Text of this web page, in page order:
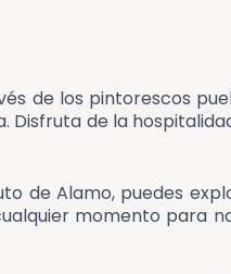
de los pintorescos
Disfruta de la
de Alamo, puedes
momento para